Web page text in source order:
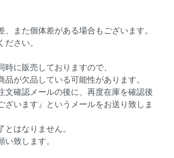
、また個体差がある場合もございます。
さい。
に販売しておりますので、
品が欠品している可能性があります。
文確認メールの後に、再度在庫を確認後
ざいます』というメールをお送り致しま
とはなりません。
致します。